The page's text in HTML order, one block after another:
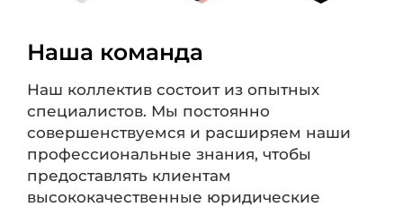
Наша команда
Наш коллектив состоит из опытных
специалистов. Мы постоянно
совершенствуемся и расширяем наши
профессиональные знания, чтобы
предоставлять клиентам
высококачественные юридические